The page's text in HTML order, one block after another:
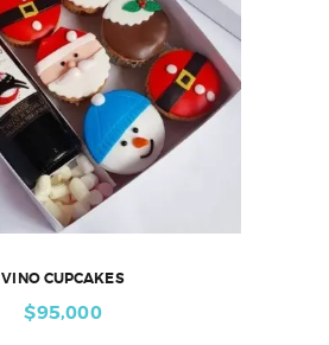
VINO CUPCAKES
$95,000